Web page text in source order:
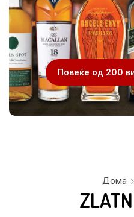
Повеќе од 200
Дома